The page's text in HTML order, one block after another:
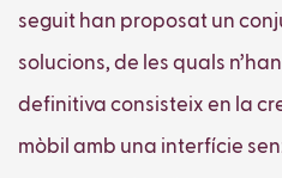
seguit han proposat un
solucions, de les quals
definitiva consisteix en la
mòbil amb una interfície